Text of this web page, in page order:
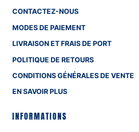
CONTACTEZ-NOUS
MODES DE PAIEMENT
LIVRAISON ET FRAIS DE PORT
POLITIQUE DE RETOURS
CONDITIONS GÉNÉRALES DE VENTE
EN SAVOIR PLUS
INFORMATIONS